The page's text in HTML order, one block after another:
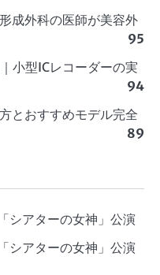
成外科の医師が美容外
95
小型ICレコーダーの実
94
とおすすめモデル完全
89
シアターの女神」公演
シアターの女神」公演